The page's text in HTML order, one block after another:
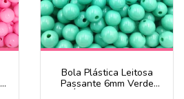
Bola Plástica Leitosa
Passante 6mm Verde